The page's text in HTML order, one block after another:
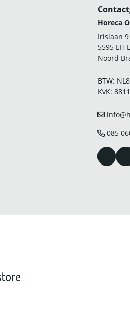
Horeca
Irislaan 9
5595 EH
Noord
BTW:
KvK:
085